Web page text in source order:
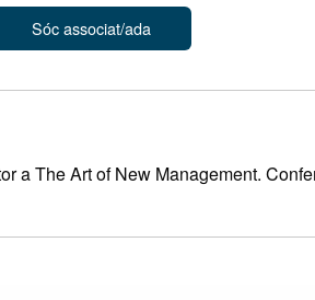
Sóc associat/ada
a The Art of New Management.